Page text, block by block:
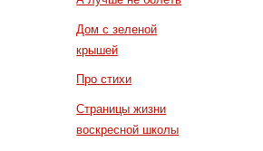
Дом с зеленой
крышей
Про стихи
Страницы жизни
воскресной школы